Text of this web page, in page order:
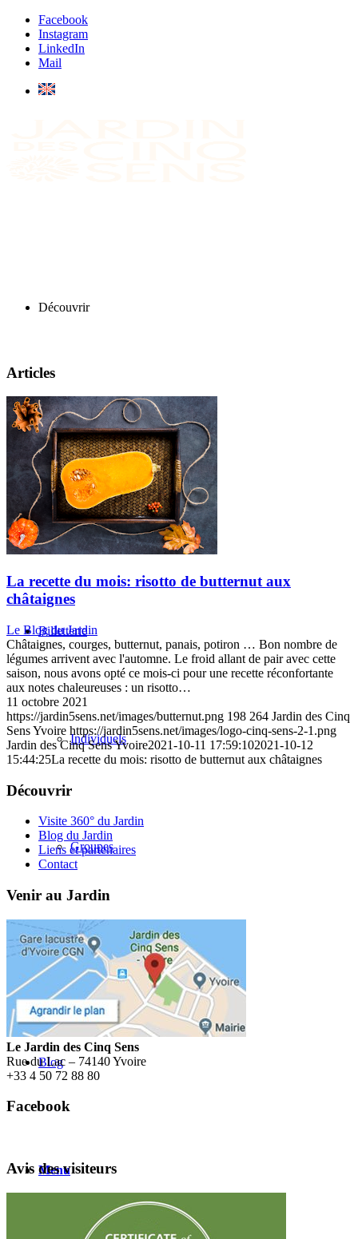
Facebook
Instagram
LinkedIn
Mail
Découvrir
Présentation
Informations pratiques
Billetterie
Individuels
Groupes
Boutique
Blog
Menu
Articles
La recette du mois: risotto de butternut aux
châtaignes
Le Blog du Jardin
Châtaignes, courges, butternut, panais, potiron … Bon nombre de
légumes arrivent avec l'automne. Le froid allant de pair avec cette
saison, nous avons opté ce mois-ci pour une recette réconfortante
aux notes chaleureuses : un risotto…
11 octobre 2021
https://jardin5sens.net/images/butternut.png 198 264 Jardin des Cinq
Sens Yvoire https://jardin5sens.net/images/logo-cinq-sens-2-1.png
Jardin des Cinq Sens Yvoire2021-10-11 17:59:102021-10-12
15:44:25La recette du mois: risotto de butternut aux châtaignes
Découvrir
Visite 360° du Jardin
Blog du Jardin
Liens et partenaires
Contact
Venir au Jardin
Le Jardin des Cinq Sens
Rue du Lac – 74140 Yvoire
+33 4 50 72 88 80
Facebook
Avis des visiteurs